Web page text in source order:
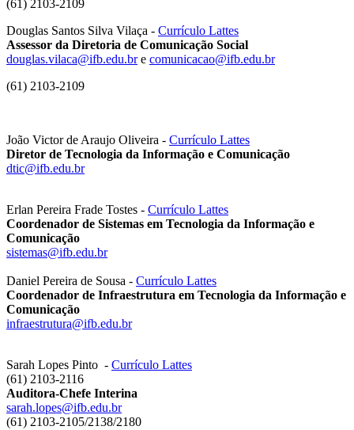
(61) 2103-2109
Douglas Santos Silva Vilaça - Currículo Lattes
Assessor da Diretoria de Comunicação Social
douglas.vilaca@ifb.edu.bre comunicacao@ifb.edu.br
(61) 2103-2109
João Victor de Araujo Oliveira - Currículo Lattes
Diretor de Tecnologia da Informação e Comunicação
dtic@ifb.edu.br
Erlan Pereira Frade Tostes - Currículo Lattes
Coordenador de Sistemas em Tecnologia da Informação e
Comunicação
sistemas@ifb.edu.br
Daniel Pereira de Sousa - Currículo Lattes
Coordenador de Infraestrutura em Tecnologia da Informação e
Comunicação
infraestrutura@ifb.edu.br
Sarah Lopes Pinto - Currículo Lattes
(61) 2103-2116
Auditora-Chefe Interina
sarah.lopes@ifb.edu.br
(61) 2103-2105/2138/2180